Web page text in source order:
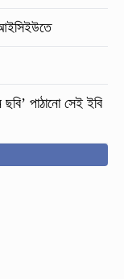
আইসিইউতে
পাঠানো সেই ইবি